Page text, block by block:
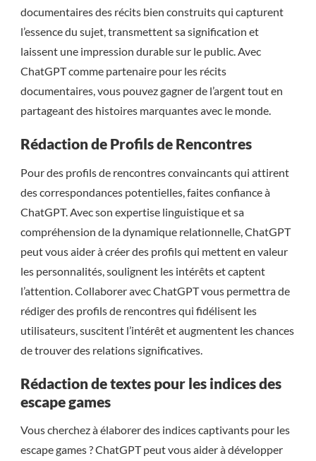
documentaires des récits bien construits qui capturent
l’essence du sujet, transmettent sa signification et
laissent une impression durable sur le public. Avec
ChatGPT comme partenaire pour les récits
documentaires, vous pouvez gagner de l’argent tout en
partageant des histoires marquantes avec le monde.
Rédaction de Profils de Rencontres
Pour des profils de rencontres convaincants qui attirent
des correspondances potentielles, faites confiance à
ChatGPT. Avec son expertise linguistique et sa
compréhension de la dynamique relationnelle, ChatGPT
peut vous aider à créer des profils qui mettent en valeur
les personnalités, soulignent les intérêts et captent
l’attention. Collaborer avec ChatGPT vous permettra de
rédiger des profils de rencontres qui fidélisent les
utilisateurs, suscitent l’intérêt et augmentent les chances
de trouver des relations significatives.
Rédaction de textes pour les indices des
escape games
Vous cherchez à élaborer des indices captivants pour les
escape games ? ChatGPT peut vous aider à développer